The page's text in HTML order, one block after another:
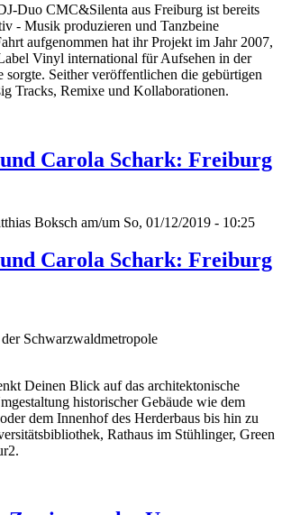
Duo CMC&Silenta aus Freiburg ist bereits
- Musik produzieren und Tanzbeine
aufgenommen hat ihr Projekt im Jahr 2007,
Vinyl international für Aufsehen in der
sorgte. Seither veröffentlichen die gebürtigen
Tracks, Remixe und Kollaborationen.
Carola Schark: Freiburg
Boksch am/um So, 01/12/2019 - 10:25
Carola Schark: Freiburg
Schwarzwaldmetropole
Deinen Blick auf das architektonische
historischer Gebäude wie dem
dem Innenhof des Herderbaus bis hin zu
Rathaus im Stühlinger, Green